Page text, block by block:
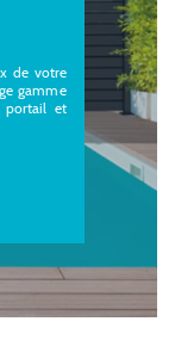
de votre
gamme
portail et